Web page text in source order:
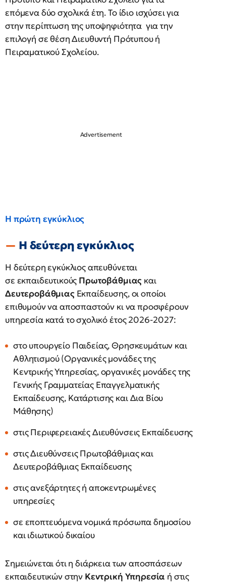
επόμενα δύο σχολικά έτη. Το ίδιο ισχύσει για
στην περίπτωση της υποψηφιότητα για την
επιλογή σε θέση Διευθυντή Πρότυπου ή
Πειραματικού Σχολείου.
Η πρώτη εγκύκλιος
Η δεύτερη εγκύκλιος
Η δεύτερη εγκύκλιος απευθύνεται
σε εκπαιδευτικούς Πρωτοβάθμιας και
Δευτεροβάθμιας Εκπαίδευσης, οι οποίοι
επιθυμούν να αποσπαστούν κι να προσφέρουν
υπηρεσία κατά το σχολικό έτος 2026-2027:
στο υπουργείο Παιδείας, Θρησκευμάτων και
Αθλητισμού (Οργανικές μονάδες της
Κεντρικής Υπηρεσίας, οργανικές μονάδες της
Γενικής Γραμματείας Επαγγελματικής
Εκπαίδευσης, Κατάρτισης και Δια Βίου
Μάθησης)
στις Περιφερειακές Διευθύνσεις Εκπαίδευσης
στις Διευθύνσεις Πρωτοβάθμιας και
Δευτεροβάθμιας Εκπαίδευσης
στις ανεξάρτητες ή αποκεντρωμένες
υπηρεσίες
σε εποπτευόμενα νομικά πρόσωπα δημοσίου
και ιδιωτικού δικαίου
Σημειώνεται ότι η διάρκεια των αποσπάσεων
εκπαιδευτικών στην Κεντρική Υπηρεσία ή στις